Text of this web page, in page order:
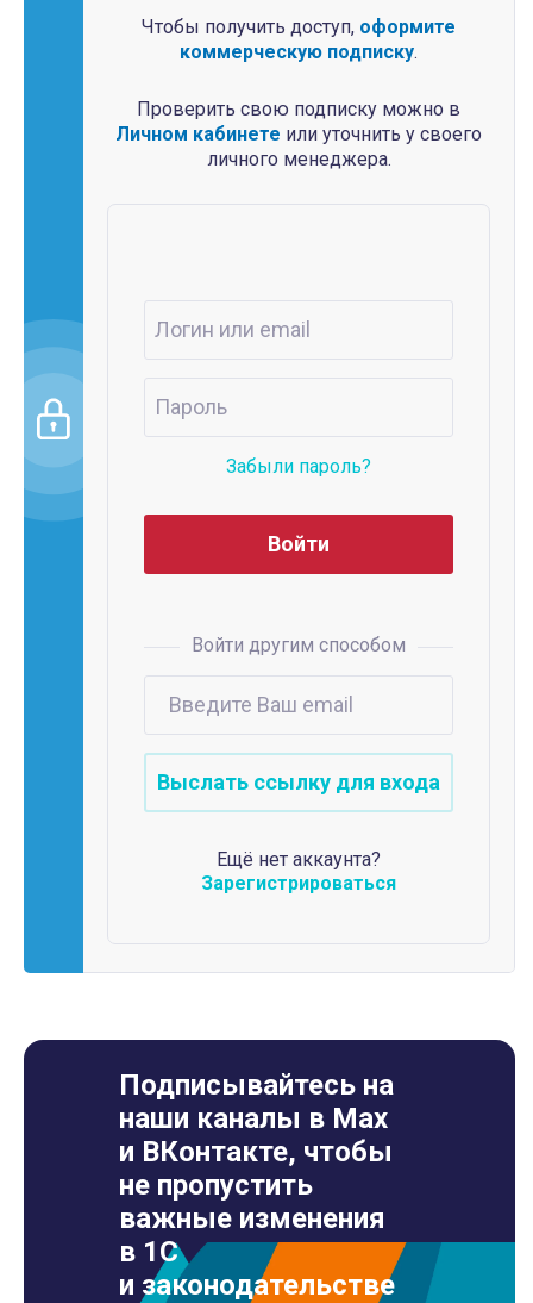
Чтобы получить доступ, оформите
коммерческую подписку.
Проверить свою подписку можно в
Личном кабинете или уточнить у своего
личного менеджера.
Забыли пароль?
Войти другим способом
Ещё нет аккаунта?
Зарегистрироваться
Подписывайтесь на
наши каналы в Max
и ВКонтакте, чтобы
не пропустить
важные изменения
в 1С
и законодательстве